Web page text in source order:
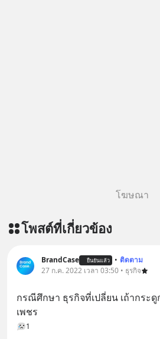
โฆษณา
โพสต์ที่เกี่ยวข้อง
BrandCase ยืนยันแล้ว • ติดตาม
27 ก.ค. 2022 เวลา 03:50 • ธุรกิจ
กรณีศึกษา ธุรกิจที่เปลี่ยน เถ้ากระดู
เพชร
1